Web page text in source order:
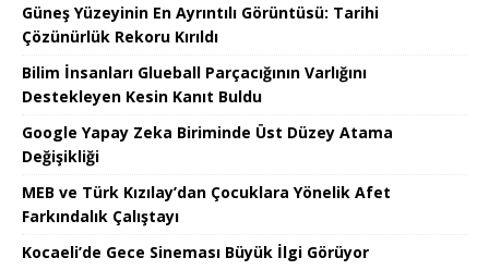
Güneş Yüzeyinin En Ayrıntılı Görüntüsü: Tarihi
Çözünürlük Rekoru Kırıldı
Bilim İnsanları Glueball Parçacığının Varlığını
Destekleyen Kesin Kanıt Buldu
Google Yapay Zeka Biriminde Üst Düzey Atama
Değişikliği
MEB ve Türk Kızılay’dan Çocuklara Yönelik Afet
Farkındalık Çalıştayı
Kocaeli’de Gece Sineması Büyük İlgi Görüyor